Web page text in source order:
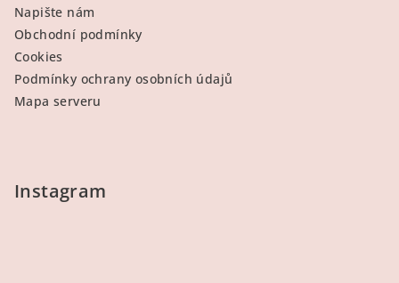
Napište nám
Obchodní podmínky
Cookies
Podmínky ochrany osobních údajů
Mapa serveru
Instagram